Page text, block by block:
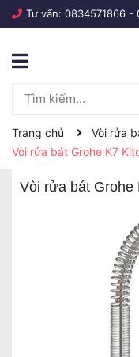
Tư vấn: 0834571866 -
Trang chủ
Vòi rửa
Vòi rửa bát Grohe K7
Vòi rửa bát Grohe